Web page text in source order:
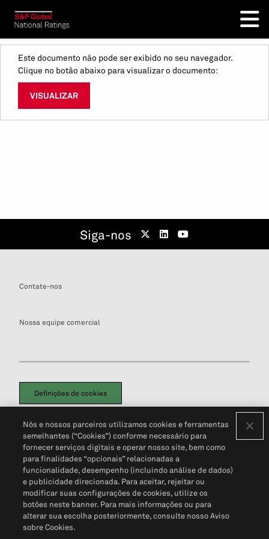
Este documento não pode ser exibido no seu navegador.
Clique no botão abaixo para visualizar o documento:
VISUALIZAR
Siga-nos
Contate-nos
Nossa equipe comercial
Definições de cookies
Política de PrivacidadePortal de privacidade do cliente (em inglês)
Não Venda Minhas Informações Pessoais© 2026 S&P Global
Nós e nossos parceiros utilizamos cookies e ferramentas
semelhantes (“Cookies”) conforme necessário para
fornecer serviços digitais e operar nosso site, bem como
para finalidades “opcionais” relacionadas a
funcionalidade, desempenho (incluindo análise de dados)
e publicidade direcionada. Para aceitar, rejeitar ou
modificar suas configurações de cookies, utilize os
botões neste banner. Para mais informações ou para
alterar sua escolha posteriormente, consulte nosso Aviso
sobre Cookies.